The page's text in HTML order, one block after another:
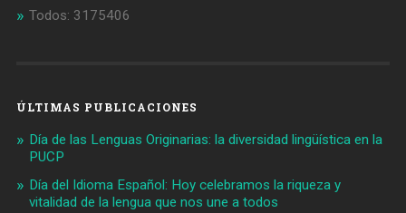
Todos: 3175406
ÚLTIMAS PUBLICACIONES
Día de las Lenguas Originarias: la diversidad lingüística en la
PUCP
Día del Idioma Español: Hoy celebramos la riqueza y
vitalidad de la lengua que nos une a todos